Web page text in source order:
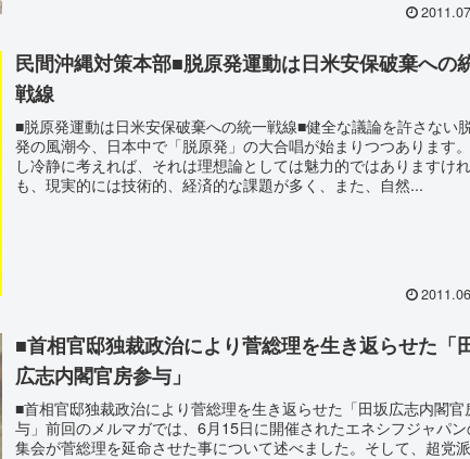
民間沖縄対策本部■脱原発運動は日米安保破棄への
戦線
■脱原発運動は日米安保破棄への統一戦線■健全な議論を許さない
発の風潮今、日本中で「脱原発」の大合唱が始まりつつあります
し冷静に考えれば、それは理想論としては魅力的ではありますけ
も、現実的には技術的、経済的な課題が多く、また、自然...
■首相官邸独裁政治により菅総理を生き返らせた「
広志内閣官房参与」
■首相官邸独裁政治により菅総理を生き返らせた「田坂広志内閣官
与」前回のメルマガでは、6月15日に開催されたエネシフジャパ
集会が菅総理を延命させた事について述べました。そして、超党